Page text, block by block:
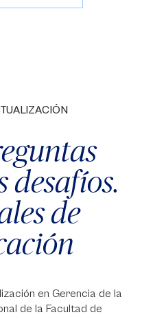
desafíos.
de
en Gerencia de la
de la Facultad de